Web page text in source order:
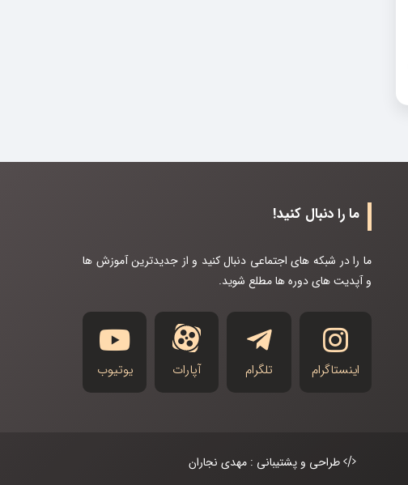
ما را دنبال کنید!
ما را در شبکه های اجتماعی دنبال کنید و از جدیدترین آموزش ها
و آپدیت های دوره ها مطلع شوید.
اینستاگرام تلگرام آپارات یوتیوب
طراحی و پشتیبانی : مهدی نجاران